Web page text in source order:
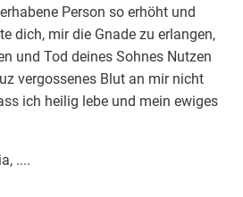
Person so erhöht und
dich, mir die Gnade zu erlangen,
und Tod deines Sohnes Nutzen
vergossenes Blut an mir nicht
ich heilig lebe und mein ewiges
....